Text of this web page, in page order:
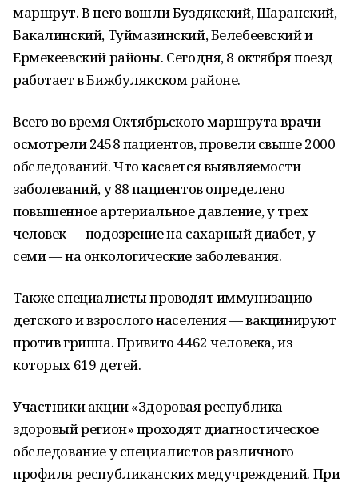
маршрут. В него вошли Буздякский, Шаранский,
Бакалинский, Туймазинский, Белебеевский и
Ермекеевский районы. Сегодня, 8 октября поезд
работает в Бижбулякском районе.
Всего во время Октябрьского маршрута врачи
осмотрели 2458 пациентов, провели свыше 2000
обследований. Что касается выявляемости
заболеваний, у 88 пациентов определено
повышенное артериальное давление, у трех
человек — подозрение на сахарный диабет, у
семи — на онкологические заболевания.
Также специалисты проводят иммунизацию
детского и взрослого населения — вакцинируют
против гриппа. Привито 4462 человека, из
которых 619 детей.
Участники акции «Здоровая республика —
здоровый регион» проходят диагностическое
обследование у специалистов различного
профиля республиканских медучреждений. При